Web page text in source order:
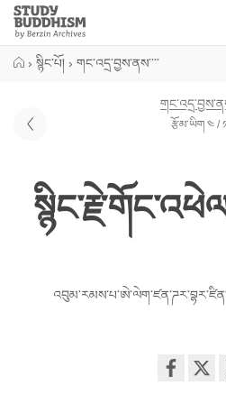
Close
Study
Buddhism
Home
› སྙིང་པོ། › གང་འདྲ་བྱས་ནས་་་་
རྩོམ་ཡིག ༤ /